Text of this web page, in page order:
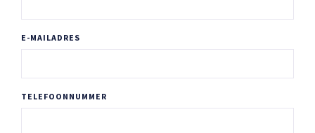
E-MAILADRES
TELEFOONNUMMER